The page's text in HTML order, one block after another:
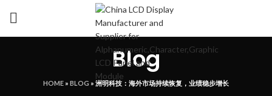
Blog
HOME » BLOG » 洲明科技：海外市场持续恢复，业绩稳步增长